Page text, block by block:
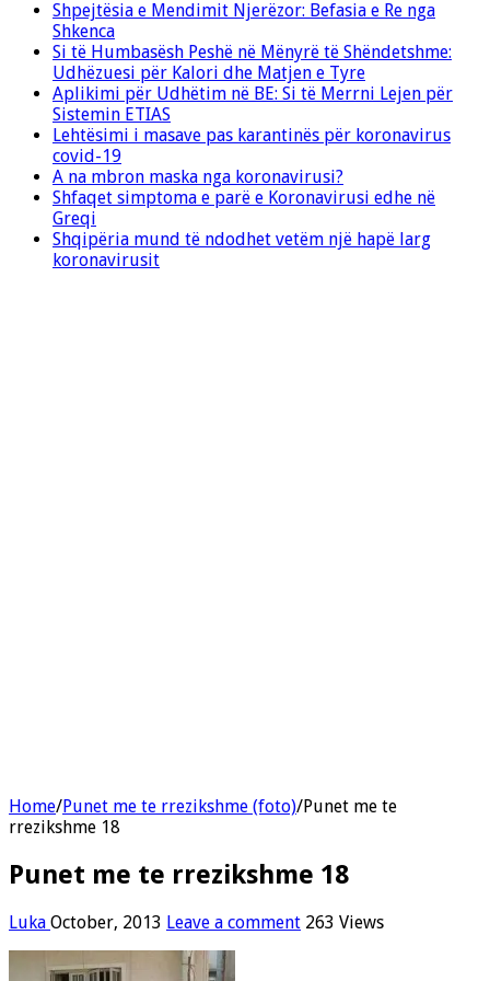
Shpejtësia e Mendimit Njerëzor: Befasia e Re nga
Shkenca
Si të Humbasësh Peshë në Mënyrë të Shëndetshme:
Udhëzuesi për Kalori dhe Matjen e Tyre
Aplikimi për Udhëtim në BE: Si të Merrni Lejen për
Sistemin ETIAS
Lehtësimi i masave pas karantinës për koronavirus
covid-19
A na mbron maska nga koronavirusi?
Shfaqet simptoma e parë e Koronavirusi edhe në
Greqi
Shqipëria mund të ndodhet vetëm një hapë larg
koronavirusit
Home/Punet me te rrezikshme (foto)/Punet me te
rrezikshme 18
Punet me te rrezikshme 18
Luka October, 2013 Leave a comment 263 Views